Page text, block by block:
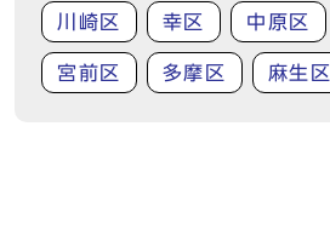
川崎区 幸区 中原区
宮前区 多摩区 麻生区